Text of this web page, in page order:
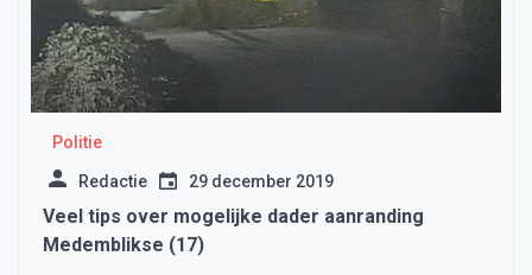
Politie
Redactie 29 december 2019
Veel tips over mogelijke dader aanranding
Medemblikse (17)